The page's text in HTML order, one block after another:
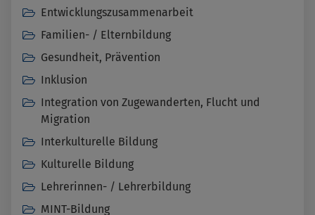
Entwicklungszusammenarbeit
Familien- / Elternbildung
Gesundheit, Prävention
Inklusion
Integration von Zugewanderten, Flucht und
Migration
Interkulturelle Bildung
Kulturelle Bildung
Lehrerinnen- / Lehrerbildung
MINT-Bildung